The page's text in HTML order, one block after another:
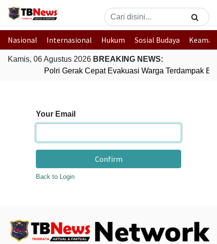
Nasional Internasional Hukum Sosial Budaya
Kamis, 06 Agustus 2026 BREAKING NEWS:
Polri Gerak Cepat Evakuasi Warga Terdampak
Your Email
Confirm
Back to Login